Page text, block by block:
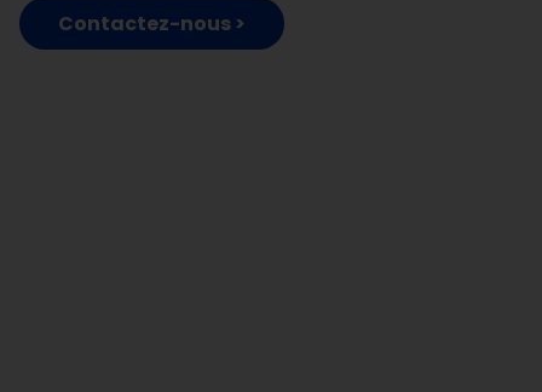
Contactez-nous >